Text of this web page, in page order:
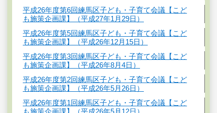
平成26年度第6回練馬区子ども・子育て会議【こど
も施策企画課】（平成27年1月29日）
平成26年度第5回練馬区子ども・子育て会議【こど
も施策企画課】（平成26年12月15日）
平成26年度第3回練馬区子ども・子育て会議【こど
も施策企画課】（平成26年8月4日）
平成26年度第2回練馬区子ども・子育て会議【こど
も施策企画課】（平成26年5月26日）
平成26年度第1回練馬区子ども・子育て会議【こど
も施策企画課】（平成26年5月12日）